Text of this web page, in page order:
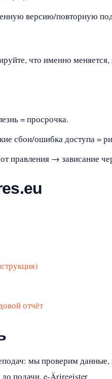
версию/повторную
что именно
= просрочка.
сбои/ошибка доступа =
правления → зависание
отчёт
мы проверим
подачи. e‑Äriregister